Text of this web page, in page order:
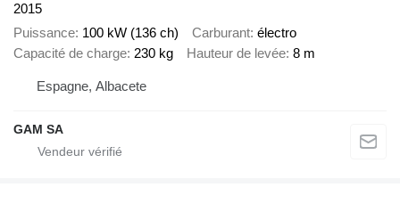
2015
Puissance 100 kW (136 ch) Carburant électro
Capacité de charge 230 kg Hauteur de levée 8 m
Espagne, Albacete
GAM SA